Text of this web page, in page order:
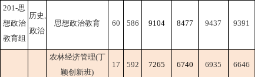
201-思
想政治
教育组
历史,
政治
思想政治教育 60 586 9104 8477 9437 9391
农林经济管理(丁
颖创新班)
17 592 7265 6740 6935 6646